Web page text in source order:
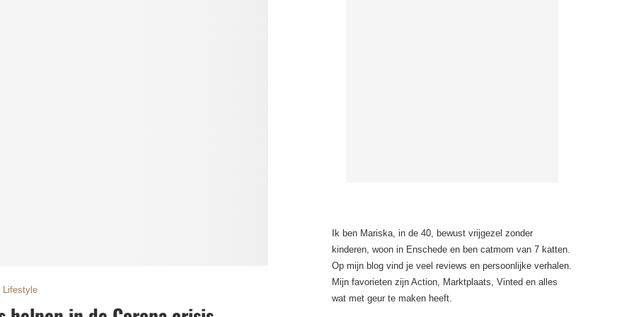
Lifestyle
Ik ben Mariska, in de 40, bewust vrijgezel zonder
kinderen, woon in Enschede en ben catmom van 7 katten.
Op mijn blog vind je veel reviews en persoonlijke verhalen.
Mijn favorieten zijn Action, Marktplaats, Vinted en alles
wat met geur te maken heeft.